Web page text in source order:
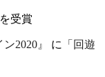
を受賞
2020』 に
「回遊